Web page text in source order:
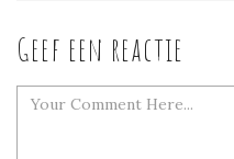
Geef een reactie